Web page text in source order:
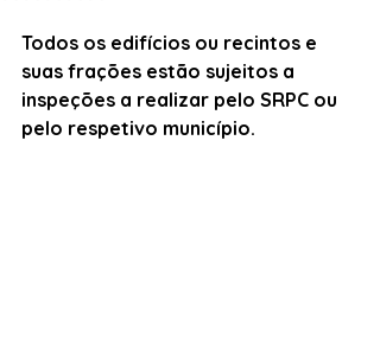
Todos os edifícios ou recintos e
suas frações estão sujeitos a
inspeções a realizar pelo SRPC ou
pelo respetivo município.